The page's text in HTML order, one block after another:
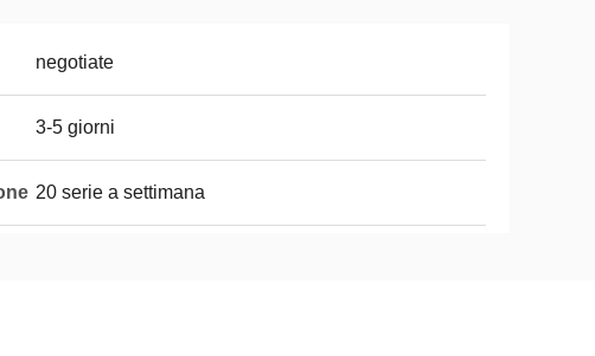
negotiate
3-5 giorni
20 serie a settimana